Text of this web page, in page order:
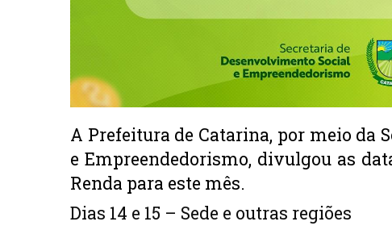
A Prefeitura de Catarina, por meio da
e Empreendedorismo, divulgou as
Renda para este mês.
Dias 14 e 15 – Sede e outras regiões